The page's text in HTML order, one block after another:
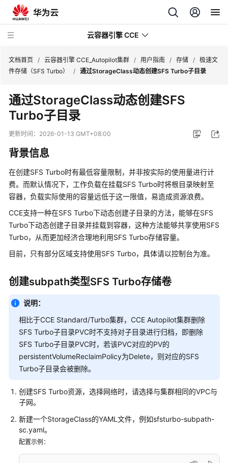
云容器引擎 CCE
最
新
态
服
务
公
告
产
介
费
明
快
速
入
门
用
户
南
文档首页 / 云容器引擎 CCE_Autopilot集群 / 用户指南 / 存储 / 极速文
件存储（SFS Turbo）
/ 通过StorageClass动态创建SFS Turbo子目录
通过StorageClass动态创建SFS
Turbo子目录
更新时间： 2026-01-13 GMT+08:00
背景信息
在创建SFS Turbo时有最低容量限制，并非按实际的使用量进行计
费。而默认情况下，工作负载在挂载SFS Turbo时将根目录映射至
容器，负载实际使用的容量远低于这一限值，易造成资源浪费。
CCE支持一种在SFS Turbo下动态创建子目录的方法，能够在SFS
Turbo下动态创建子目录并挂载到容器，这种方法能够共享使用SFS
Turbo，从而更加经济合理地利用SFS Turbo存储容量。
目前，只有部分区域支持使用SFS Turbo，具体请以控制台为准。
创建subpath类型SFS Turbo存储卷
说明：
相比于CCE Standard/Turbo集群，CCE Autopilot集群删除
SFS Turbo子目录PVC时不支持对子目录进行归档，即删除
SFS Turbo子目录PVC时，若该PVC对应的PV的
persistentVolumeReclaimPolicy为Delete，则对应的SFS
Turbo子目录会被删除。
创建SFS Turbo资源，选择网络时，请选择与集群相同的VPC与
子网。
新建一个StorageClass的YAML文件，例如sfsturbo-subpath-
sc.yaml。
配置示例：